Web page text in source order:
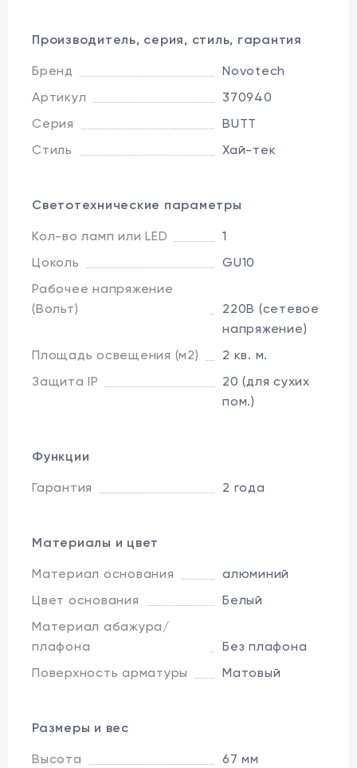
Производитель, серия, стиль, гарантия
Бренд
Novotech
Артикул
370940
Серия
BUTT
Стиль
Хай-тек
Светотехнические параметры
Кол-во ламп или LED
1
Цоколь
GU10
Рабочее напряжение
(Вольт)
220В (сетевое
напряжение)
Площадь освещения (м2)
2 кв. м.
Защита IP
20 (для сухих
пом.)
Функции
Гарантия 2 года
Материалы и цвет
Материал основания
алюминий
Цвет основания
Белый
Материал абажура/
плафона
Без плафона
Поверхность арматуры
Матовый
Размеры и вес
Высота 67 мм